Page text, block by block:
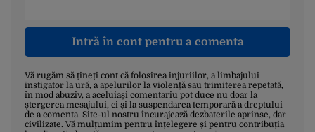
Intră în cont pentru a comenta
Vă rugăm să țineți cont că folosirea injuriilor, a limbajului
instigator la ură, a apelurilor la violență sau trimiterea repetată,
în mod abuziv, a aceluiași comentariu pot duce nu doar la
ștergerea mesajului, ci și la suspendarea temporară a dreptului
de a comenta. Site-ul nostru încurajează dezbaterile aprinse, dar
civilizate. Vă mulțumim pentru înțelegere și pentru contribuția